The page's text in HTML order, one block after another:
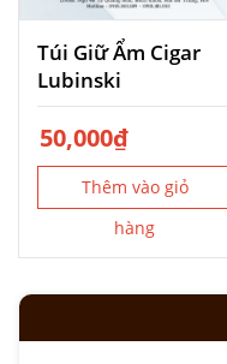
Túi Giữ Ẩm Cigar
Lubinski
50,000₫
Thêm vào giỏ
hàng